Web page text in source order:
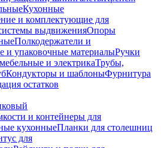
Кухонные
и комплектующие для
выдвиженияОпоры
Полкодержатели и
и упаковочные материалыРучки
и электрикаТрубы,
Кондукторы и шаблоныФурнитура
остатков
и контейнеры для
кухонныеПланки для столешниц
для